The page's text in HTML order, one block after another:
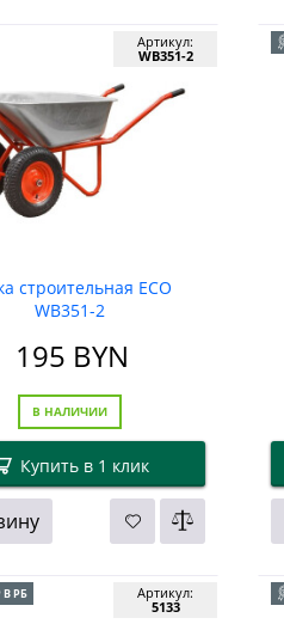
строительная ECO
WB351-2
Артикул:
WB351-2
195 BYN
В НАЛИЧИИ
Купить в 1 клик
РБ
Артикул:
5133